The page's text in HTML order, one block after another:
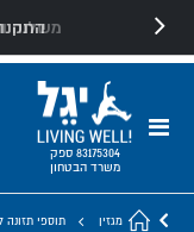
משלוח
Toggle
83175304 ספק
משרד הבטחון
מגזין תוספי תזונה